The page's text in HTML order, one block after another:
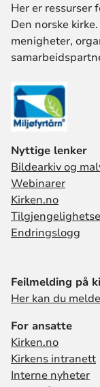
Her er ressurser
Den norske
menigheter,
Nyttige lenker
Bildearkiv og
Webinarer
Kirken.no
Endringslogg
Feilmelding på
Her kan du
For ansatte
Kirken.no
Kirkens intranett
Interne nyheter